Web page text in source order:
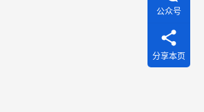
公众号
分享本页